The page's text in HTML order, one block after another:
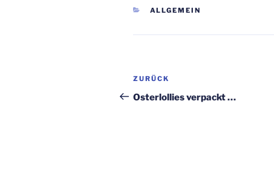
KATEGORIEN
ALLGEMEIN
Beitragsnavigation
Vorheriger
Beitrag
ZURÜCK
Osterlollies verpackt …